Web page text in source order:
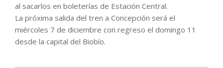
al sacarlos en boleterías de Estación Central.
La próxima salida del tren a Concepción será el
miércoles 7 de diciembre con regreso el domingo 11
desde la capital del Biobío.